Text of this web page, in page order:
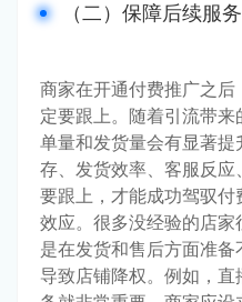
（二）保障后续服务
商家在开通付费推广之
定要跟上。随着引流带
单量和发货量会有显著
存、发货效率、客服反
要跟上，才能成功驾驭
效应。很多没经验的店
是在发货和售后方面准
导致店铺降权。例如，